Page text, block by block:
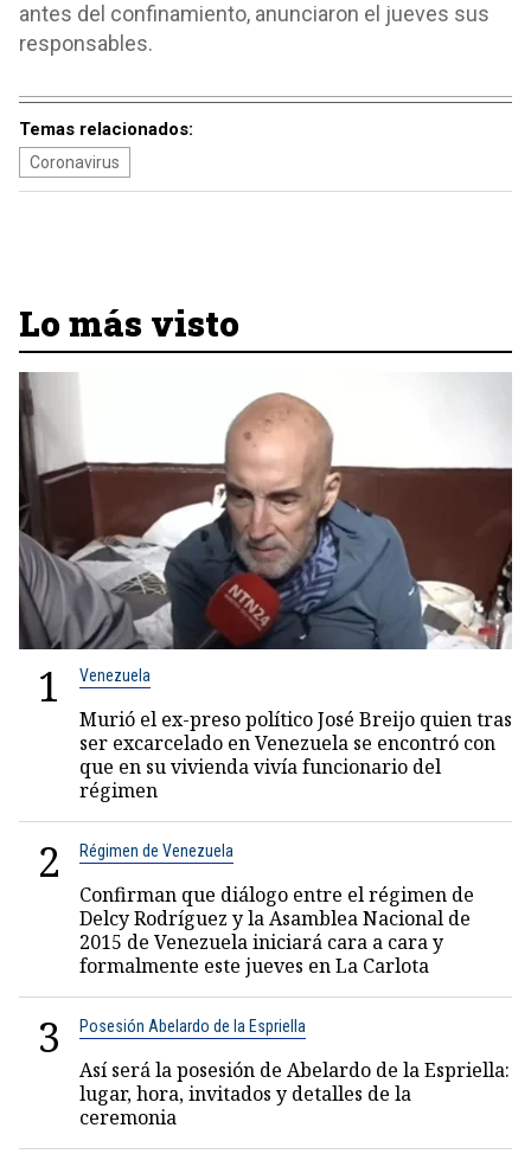
antes del confinamiento, anunciaron el jueves sus
responsables.
Temas relacionados:
Coronavirus
Lo más visto
1 Venezuela
Murió el ex-preso político José Breijo quien tras
ser excarcelado en Venezuela se encontró con
que en su vivienda vivía funcionario del
régimen
2 Régimen de Venezuela
Confirman que diálogo entre el régimen de
Delcy Rodríguez y la Asamblea Nacional de
2015 de Venezuela iniciará cara a cara y
formalmente este jueves en La Carlota
3 Posesión Abelardo de la Espriella
Así será la posesión de Abelardo de la Espriella:
lugar, hora, invitados y detalles de la
ceremonia